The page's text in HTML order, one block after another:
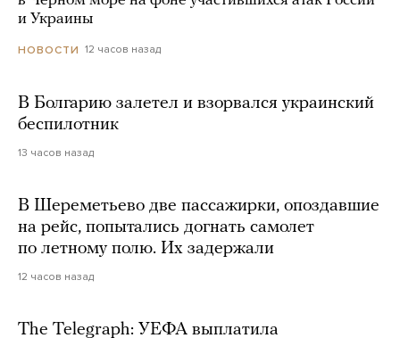
и Украины
НОВОСТИ 12 часов назад
В Болгарию залетел и взорвался украинский
беспилотник
13 часов назад
В Шереметьево две пассажирки, опоздавшие
на рейс, попытались догнать самолет
по летному полю. Их задержали
12 часов назад
The Telegraph: УЕФА выплатила